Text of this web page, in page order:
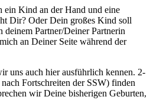
ein Kind an der Hand und eine
Dir? Oder Dein großes Kind soll
deinem Partner/Deiner Partnerin
an Deiner Seite während der
uns auch hier ausführlich kennen. 2-
Fortschreiten der SSW) finden
wir Deine bisherigen Geburten,